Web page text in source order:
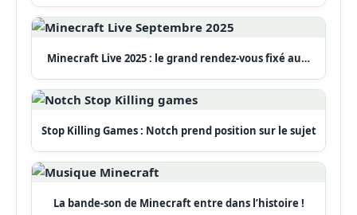
Minecraft Live 2025 : le grand rendez-vous fixé au…
Stop Killing Games : Notch prend position sur le sujet
La bande-son de Minecraft entre dans l’histoire !